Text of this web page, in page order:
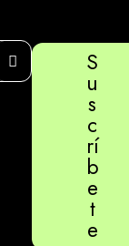
S
u
s
c
rí
b
e
t
e